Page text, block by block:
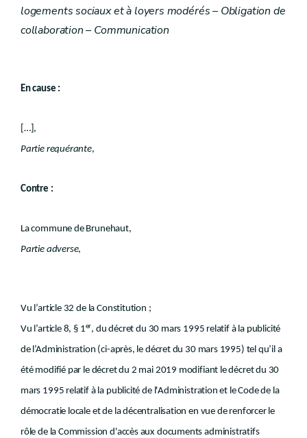
logements sociaux et à loyers modérés – Obligation de
collaboration – Communication
En cause :
[…],
Partie requérante,
Contre :
La commune de Brunehaut,
Partie adverse,
Vu l’article 32 de la Constitution ;
Vu l’article 8, § 1er, du décret du 30 mars 1995 relatif à la publicité
de l’Administration (ci-après, le décret du 30 mars 1995) tel qu’il a
été modifié par le décret du 2 mai 2019 modifiant le décret du 30
mars 1995 relatif à la publicité de l'Administration et le Code de la
démocratie locale et de la décentralisation en vue de renforcer le
rôle de la Commission d'accès aux documents administratifs